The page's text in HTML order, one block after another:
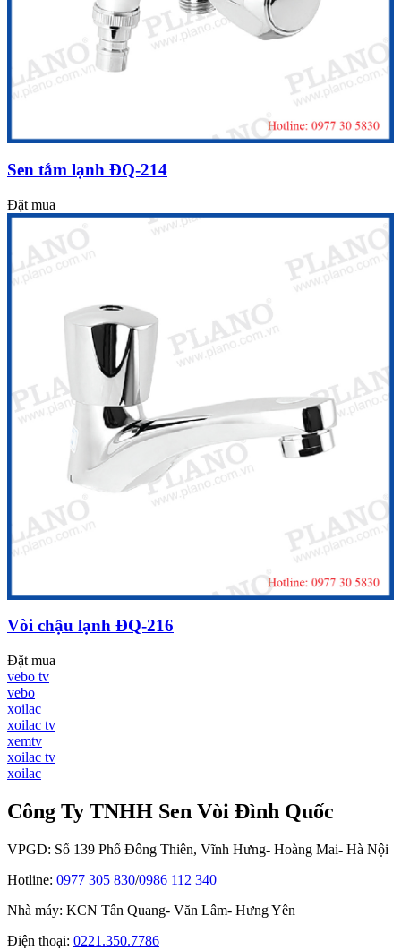
Sen tắm lạnh ĐQ-214
Đặt mua
Vòi chậu lạnh ĐQ-216
Đặt mua
vebo tv
vebo
xoilac
xoilac tv
xemtv
xoilac tv
xoilac
Công Ty TNHH Sen Vòi Đình Quốc
VPGD: Số 139 Phố Đông Thiên, Vĩnh Hưng- Hoàng Mai- Hà Nội
Hotline: 0977 305 830/0986 112 340
Nhà máy: KCN Tân Quang- Văn Lâm- Hưng Yên
Điện thoại: 0221.350.7786